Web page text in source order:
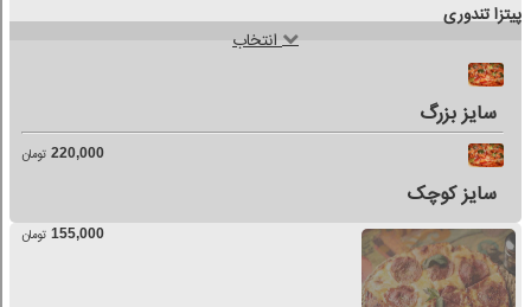
پیتزا تندوری
انتخاب
سایز بزرگ
220,000 تومان
سایز کوچک
155,000 تومان